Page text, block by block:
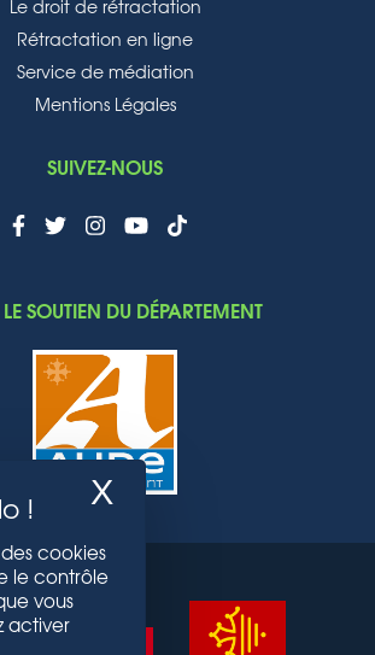
Le droit de rétractation
Rétractation en ligne
Service de médiation
Mentions Légales
SUIVEZ-NOUS
SOUTIEN DU DÉPARTEMENT
cookies
le contrôle
vous
activer
X Masquer le